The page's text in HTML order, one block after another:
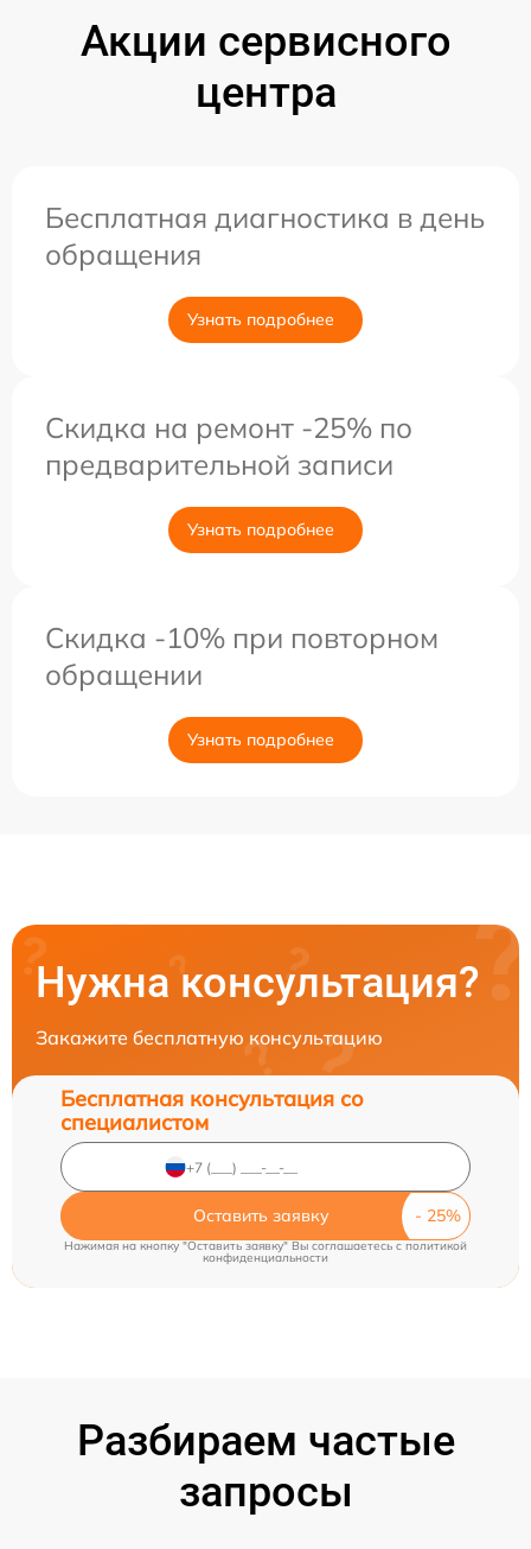
Акции сервисного
центра
Бесплатная диагностика в день
обращения
Узнать подробнее
Скидка на ремонт -25% по
предварительной записи
Узнать подробнее
Скидка -10% при повторном
обращении
Узнать подробнее
Нужна консультация?
Закажите бесплатную консультацию
Бесплатная консультация со
специалистом
Оставить заявку
Нажимая на кнопку "Оставить заявку" Вы соглашаетесь cполитикой
конфиденциальности
Разбираем частые
запросы